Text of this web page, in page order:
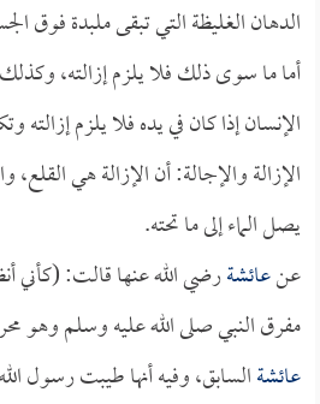
الدهان الغليظة التي تبقى ملبدة فوق
أما ما سوى ذلك فلا يلزم إزالته،
الإنسان إذا كان في يده فلا يلزم إزالته
الإزالة والإجالة: أن الإزالة هي
يصل الماء إلى ما تحته.
عنعائشةرضي الله عنها قالت: (كأني
مفرق النبي صلى الله عليه وسلم
عائشةالسابق، وفيه أنها طيبت رسول